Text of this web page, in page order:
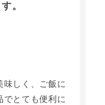
。
味しく、ご飯に
でとても便利に